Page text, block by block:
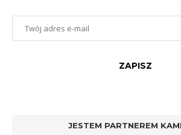
JESTEM PARTNEREM